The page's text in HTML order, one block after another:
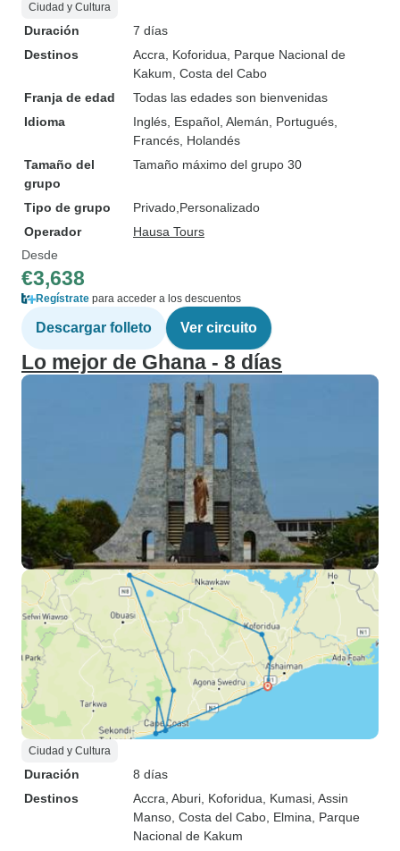
Ciudad y Cultura
Duración
7 días
Destinos
Accra , Koforidua , Parque Nacional de
Kakum , Costa del Cabo
Franja de edad
Todas las edades son bienvenidas
Idioma
Inglés, Español, Alemán, Portugués,
Francés, Holandés
Tamaño del
grupo
Tamaño máximo del grupo 30
Tipo de grupo Privado Personalizado
Operador
Hausa Tours
Desde
€3,638
Regístrate para acceder a los descuentos
Descargar folleto Ver circuito
Lo mejor de Ghana - 8 días
Ciudad y Cultura
Duración
8 días
Destinos
Accra , Aburi , Koforidua , Kumasi , Assin
Manso , Costa del Cabo , Elmina , Parque
Nacional de Kakum